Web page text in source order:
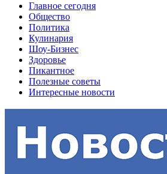
Главное сегодня
Общество
Политика
Кулинария
Шоу-Бизнес
Здоровье
Пикантное
Полезные советы
Интересные новости